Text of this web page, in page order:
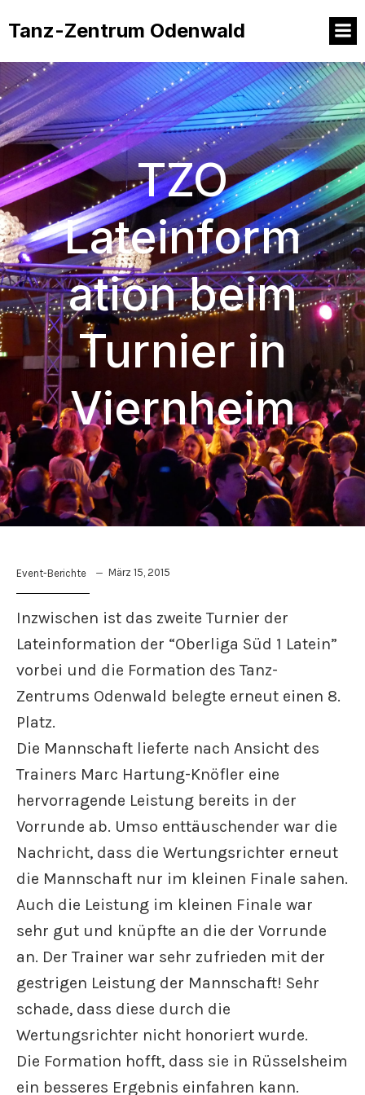
Tanz-Zentrum Odenwald
TZO
Lateinform
ation beim
Turnier in
Viernheim
Event-Berichte März 15, 2015
Inzwischen ist das zweite Turnier der
Lateinformation der “Oberliga Süd 1 Latein”
vorbei und die Formation des Tanz-
Zentrums Odenwald belegte erneut einen 8.
Platz.
Die Mannschaft lieferte nach Ansicht des
Trainers Marc Hartung-Knöfler eine
hervorragende Leistung bereits in der
Vorrunde ab. Umso enttäuschender war die
Nachricht, dass die Wertungsrichter erneut
die Mannschaft nur im kleinen Finale sahen.
Auch die Leistung im kleinen Finale war
sehr gut und knüpfte an die der Vorrunde
an. Der Trainer war sehr zufrieden mit der
gestrigen Leistung der Mannschaft! Sehr
schade, dass diese durch die
Wertungsrichter nicht honoriert wurde.
Die Formation hofft, dass sie in Rüsselsheim
ein besseres Ergebnis einfahren kann.